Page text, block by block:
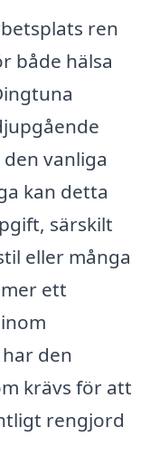
ren
både hälsa
vanliga
kan detta
särskilt
eller många
ett
den
krävs för att
rengjord